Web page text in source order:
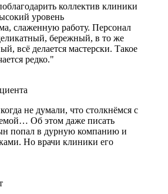
коллектив клиники
уровень
слаженную работу. Персонал
бережный, в то же
всё делается мастерски. Такое
редко."
не думали, что столкнёмся с
Об этом даже писать
попал в дурную компанию и
Но врачи клиники его